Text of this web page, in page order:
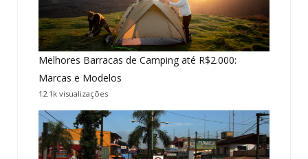
Melhores Barracas de Camping até R$2.000:
Marcas e Modelos
12.1k visualizações